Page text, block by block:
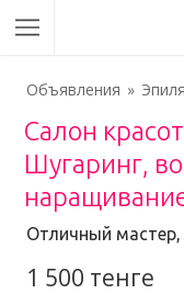
Объявления
Салон
Шугаринг,
Отличный мастер,
1 500 тенге